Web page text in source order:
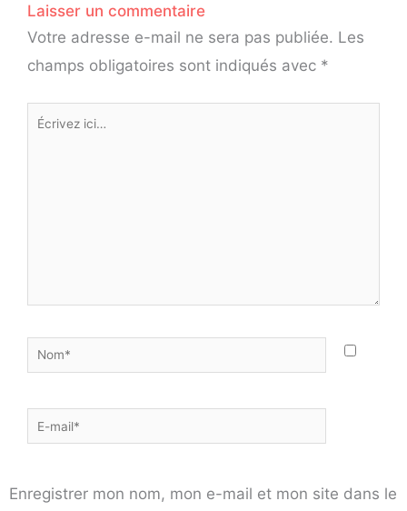
Laisser un commentaire
Votre adresse e-mail ne sera pas publiée. Les
champs obligatoires sont indiqués avec *
Écrivez
Nom*
E-
mail*
Enregistrer mon nom, mon e-mail et mon site dans le